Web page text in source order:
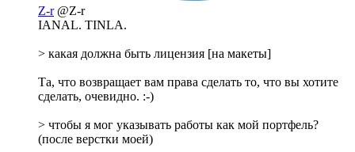
Z-r @Z-r
IANAL. TINLA.
> какая должна быть лицензия [на макеты]
Та, что возвращает вам права сделать то, что вы хотите
сделать, очевидно. :-)
> чтобы я мог указывать работы как мой портфель?
(после верстки моей)